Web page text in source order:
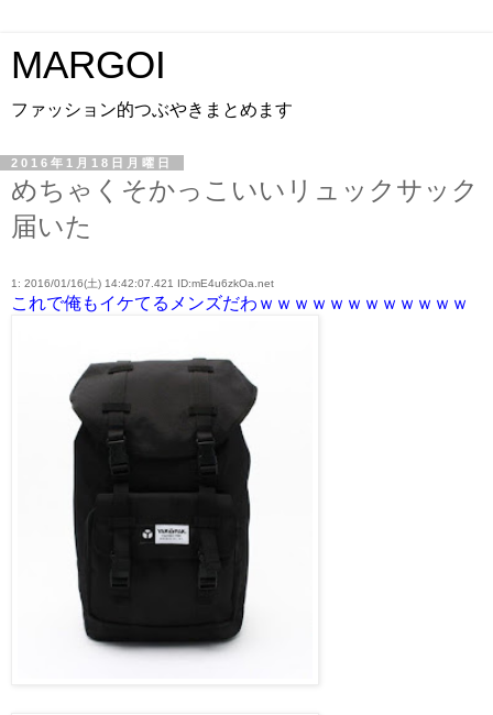
MARGOI
ファッション的つぶやきまとめます
2016年1月18日月曜日
めちゃくそかっこいいリュックサック
届いた
1: 2016/01/16(土) 14:42:07.421 ID:mE4u6zkOa.net
これで俺もイケてるメンズだわｗｗｗｗｗｗｗｗｗｗｗｗ